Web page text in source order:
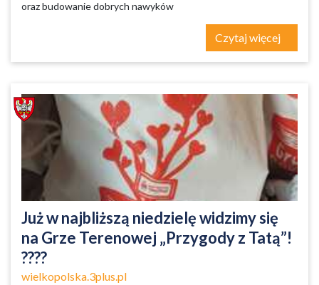
oraz budowanie dobrych nawyków
Czytaj więcej
Już w najbliższą niedzielę widzimy się
na Grze Terenowej „Przygody z Tatą”!
????
wielkopolska.3plus.pl